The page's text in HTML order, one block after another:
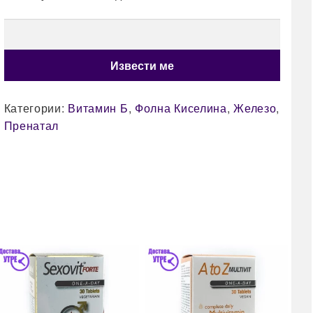
Категории: Витамин Б, Фолна Киселина,Железо,
Пренатал